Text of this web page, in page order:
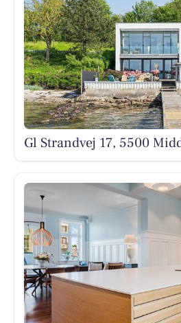
Gl Strandvej 17, 5500